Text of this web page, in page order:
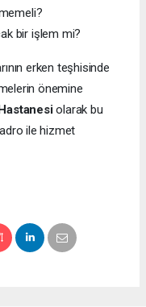
bir işlem mi?
erken teşhisinde
önemine
olarak bu
ile hizmet